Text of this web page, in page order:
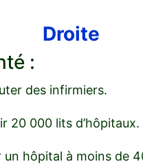
Droite
:
des infirmiers.
20 000 lits d’hôpitaux.
un hôpital à moins de